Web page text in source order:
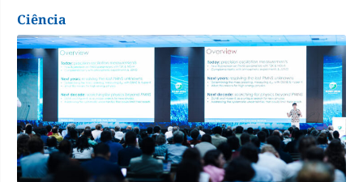
Ciência